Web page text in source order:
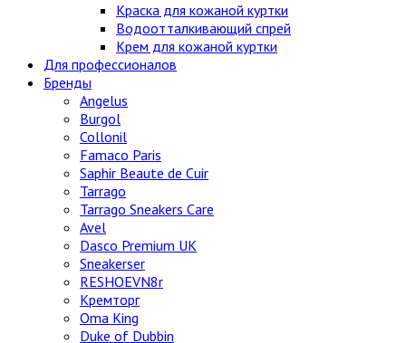
Краска для кожаной куртки
Водоотталкивающий спрей
Крем для кожаной куртки
Для профессионалов
Бренды
Angelus
Burgol
Collonil
Famaco Paris
Saphir Beaute de Cuir
Tarrago
Tarrago Sneakers Care
Avel
Dasco Premium UK
Sneakerser
RESHOEVN8r
Кремторг
Oma King
Duke of Dubbin